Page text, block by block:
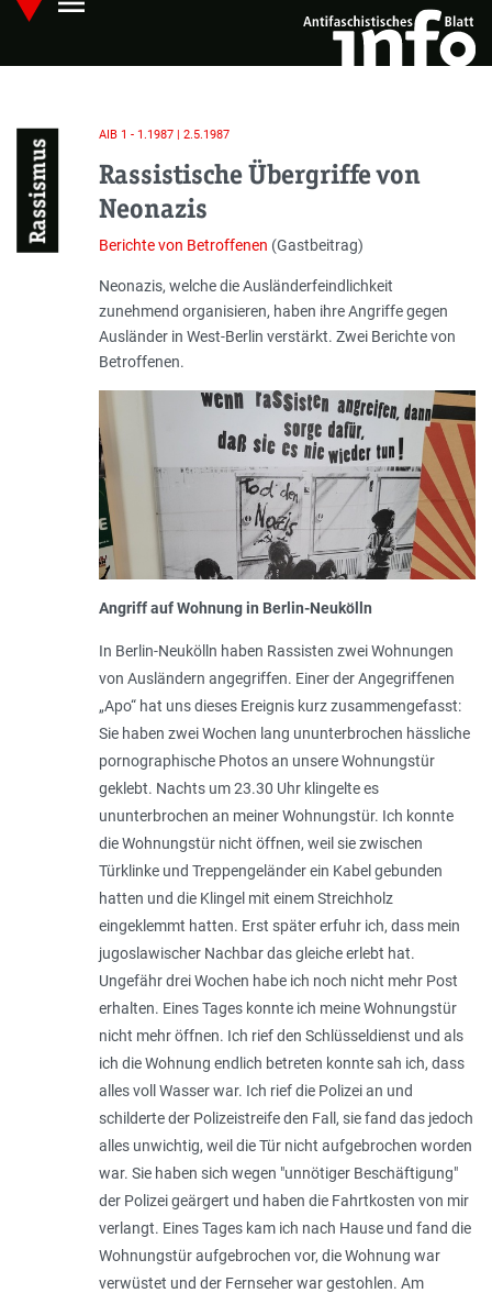
Skip
main
Hauptmenü öffnen
Rassismus
AIB 1 - 1.1987 | 2.5.1987
Rassistische Übergriffe von
Neonazis
Berichte von Betroffenen (Gastbeitrag)
Einleitung
Neonazis, welche die Ausländerfeindlichkeit
zunehmend organisieren, haben ihre Angriffe gegen
Ausländer in West-Berlin verstärkt. Zwei Berichte von
Betroffenen.
Angriff auf Wohnung in Berlin-Neukölln
In Berlin-Neukölln haben Rassisten zwei Wohnungen
von Ausländern angegriffen. Einer der Angegriffenen
„Apo“ hat uns dieses Ereignis kurz zusammengefasst:
Sie haben zwei Wochen lang ununterbrochen hässliche
pornographische Photos an unsere Wohnungstür
geklebt. Nachts um 23.30 Uhr klingelte es
ununterbrochen an meiner Wohnungstür. Ich konnte
die Wohnungstür nicht öffnen, weil sie zwischen
Türklinke und Treppengeländer ein Kabel gebunden
hatten und die Klingel mit einem Streichholz
eingeklemmt hatten. Erst später erfuhr ich, dass mein
jugoslawischer Nachbar das gleiche erlebt hat.
Ungefähr drei Wochen habe ich noch nicht mehr Post
erhalten. Eines Tages konnte ich meine Wohnungstür
nicht mehr öffnen. Ich rief den Schlüsseldienst und als
ich die Wohnung endlich betreten konnte sah ich, dass
alles voll Wasser war. Ich rief die Polizei an und
schilderte der Polizeistreife den Fall, sie fand das jedoch
alles unwichtig, weil die Tür nicht aufgebrochen worden
war. Sie haben sich wegen "unnötiger Beschäftigung"
der Polizei geärgert und haben die Fahrtkosten von mir
verlangt. Eines Tages kam ich nach Hause und fand die
Wohnungstür aufgebrochen vor, die Wohnung war
verwüstet und der Fernseher war gestohlen. Am